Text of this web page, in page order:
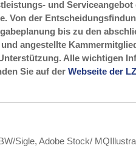
und
Von der
bis zu den
angestellte
Alle wichtigen
Sie auf der Webseite der
Sigle, Adobe Stock/